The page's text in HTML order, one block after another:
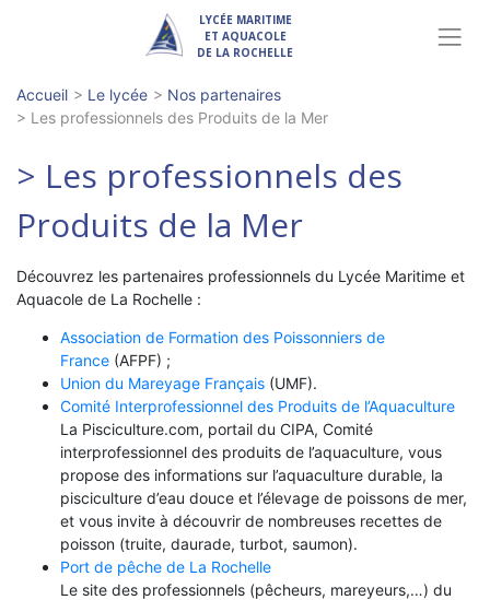
LYCÉE MARITIME
ET AQUACOLE
DE LA ROCHELLE
Accueil > Le lycée > Nos partenaires
> Les professionnels des Produits de la Mer
> Les professionnels des
Produits de la Mer
Découvrez les partenaires professionnels du Lycée Maritime et
Aquacole de La Rochelle :
Association de Formation des Poissonniers de
France (AFPF) ;
Union du Mareyage Français (UMF).
Comité Interprofessionnel des Produits de l’Aquaculture
La Pisciculture.com, portail du CIPA, Comité
interprofessionnel des produits de l’aquaculture, vous
propose des informations sur l’aquaculture durable, la
pisciculture d’eau douce et l’élevage de poissons de mer,
et vous invite à découvrir de nombreuses recettes de
poisson (truite, daurade, turbot, saumon).
Port de pêche de La Rochelle
Le site des professionnels (pêcheurs, mareyeurs,…) du